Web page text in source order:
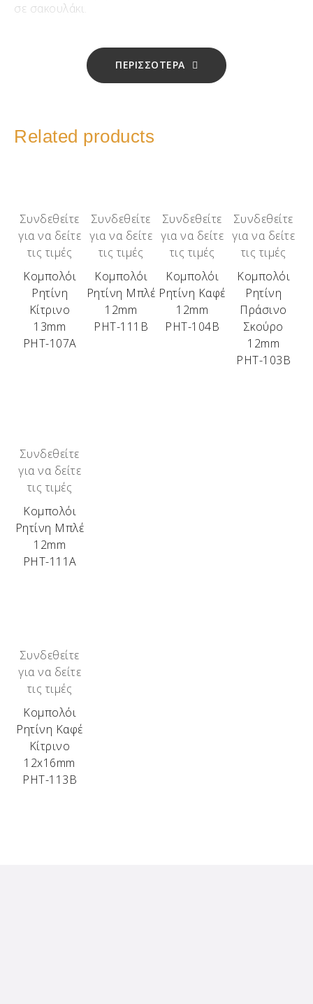
σε σακουλάκι.
ΠΕΡΙΣΣΟΤΕΡΑ
Related products
Συνδεθείτε
για να δείτε
τις τιμές
Κομπολόι
Ρητίνη
Κίτρινο
13mm
ΡΗΤ-107Α
Συνδεθείτε
για να δείτε
τις τιμές
Κομπολόι
Ρητίνη Μπλέ
12mm
ΡΗΤ-111Β
Συνδεθείτε
για να δείτε
τις τιμές
Κομπολόι
Ρητίνη Καφέ
12mm
ΡΗΤ-104Β
Συνδεθείτε
για να δείτε
τις τιμές
Κομπολόι
Ρητίνη
Πράσινο
Σκούρο
12mm
ΡΗΤ-103Β
Συνδεθείτε
για να δείτε
τις τιμές
Κομπολόι
Ρητίνη Μπλέ
12mm
ΡΗΤ-111Α
Συνδεθείτε
για να δείτε
τις τιμές
Κομπολόι
Ρητίνη Καφέ
Κίτρινο
12x16mm
ΡΗΤ-113Β